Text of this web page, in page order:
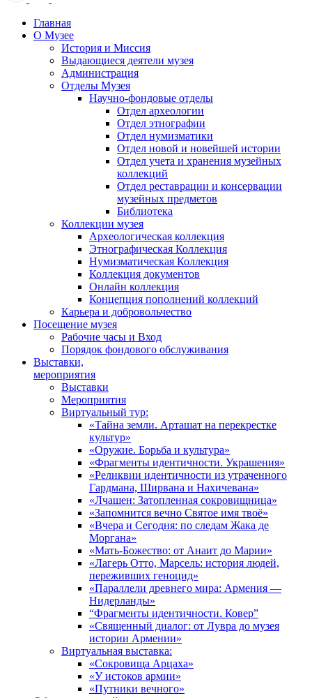
Главная
О Музее
История и Миссия
Выдающиеся деятели музея
Администрация
Отделы Музея
Научно-фондовые отделы
Отдел археологии
Отдел этнографии
Отдел нумизматики
Отдел новой и новейшей истории
Отдел учета и хранения музейных
коллекций
Отдел реставрации и консервации
музейных предметов
Библиотека
Коллекции музея
Археологическая коллекция
Этнографическая Коллекция
Нумизматическая Коллекция
Коллекция документов
Онлайн коллекция
Концепция пополнений коллекций
Карьера и добровольчество
Посещение музея
Рабочие часы и Вход
Порядок фондового обслуживания
Выставки,
мероприятия
Выставки
Мероприятия
Виртуальный тур:
«Тайна земли. Арташат на перекрестке
культур»
«Оружие. Борьба и культура»
«Фрагменты идентичности. Украшения»
«Реликвии идентичности из утраченного
Гардмана, Ширвана и Нахичевана»
«Лчашен: Затопленная сокровищница»
«Запомнится вечно Святое имя твоё»
«Вчера и Сегодня: по следам Жака де
Моргана»
«Мать-Божество: от Анаит до Марии»
«Лагерь Отто, Марсель: история людей,
переживших геноцид»
«Параллели древнего мира: Армения —
Нидерланды»
“Фрагменты идентичности. Ковер”
«Священный диалог: от Лувра до музея
истории Армении»
Виртуальная выставка:
«Сокровища Арцаха»
«У истоков армии»
«Путники вечного»